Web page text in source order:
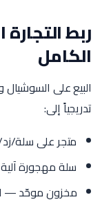
ربط
الكامل
البيع على
تدريجياً إلى:
متجر على سلة/
سلة مهجورة
مخزون موحّد —